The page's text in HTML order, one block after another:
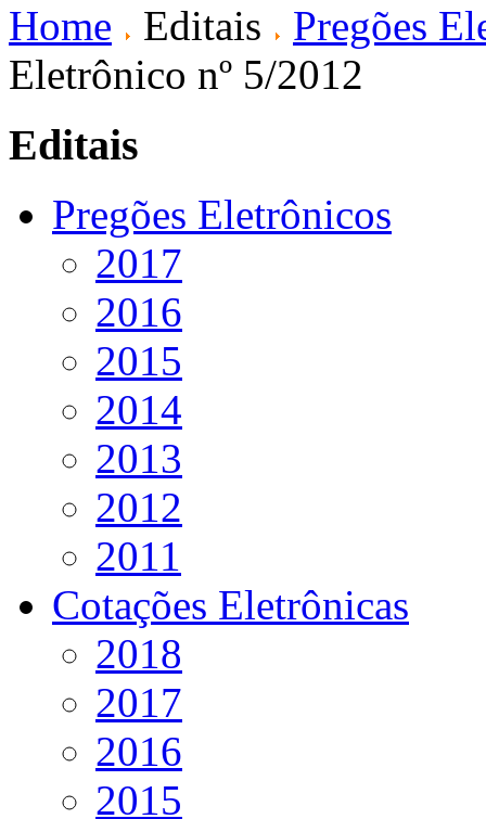
Home
Editais
Pregões
Eletrônico nº 5/2012
Editais
Pregões Eletrônicos
2017
2016
2015
2014
2013
2012
2011
Cotações Eletrônicas
2018
2017
2016
2015